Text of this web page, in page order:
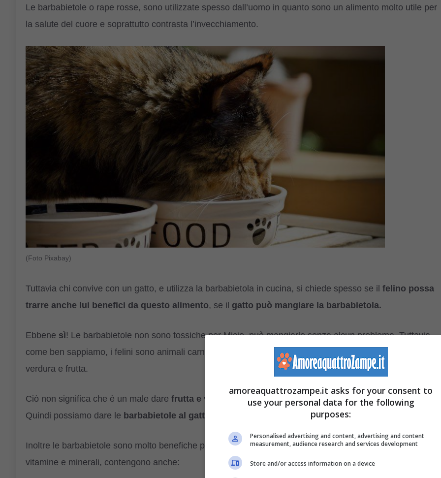
Le barbabietole o rape rosse, sono utilizzate spesso dall’uomo in quanto sono un alimento molto utile per
la salute del cuore e soprattutto contrasta l’invecchiamento.
(Foto Pixabay)
Tuttavia chi convive con un gatto, e utilizza la barbabietola in cucina, si chiede spesso se il felino possa
trarre anche lui benefici da questo alimento, se il gatto può mangiare la barbabietola.
Ebbene sì! Le barbabietole non sono tossiche per Micio, può mangiarle senza alcun problema. Tuttavia
come ben sappiamo, i felini sono animali carnivori e hanno bisogno soprattutto di proteine animali e non di
verdura e frutta.
Ciò non significa che è un male dare frutta e verdura al felino,ma bisogna fare attenzione alle quantità.
Quindi possiamo dare le barbabietole al gatto con moderazione
Inoltre le barbabietole sono molto benefiche per la salute del Micio. Infatti oltre a essere ricche di a
vitamine e minerali, contengono anche:
amoreaquattrozampe.it asks for your consent to
use your personal data for the following
purposes:
Personalised advertising and content, advertising and content
measurement, audience research and services development
Store and/or access information on a device